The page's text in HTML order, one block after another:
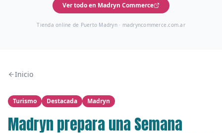
Ver todo en Madryn Commerce
Tienda online de Puerto Madryn · madryncommerce.com.ar
Inicio
Turismo Destacada Madryn
Madryn prepara una Semana